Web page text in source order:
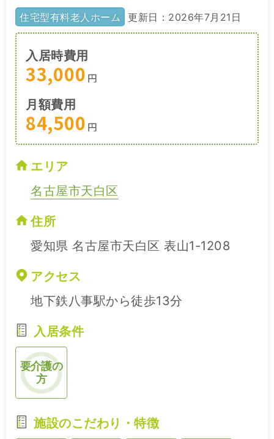
住宅型有料老人ホーム 更新日：2026年7月21日
入居時費用
33,000 円
月額費用
84,500 円
エリア
名古屋市天白区
住所
愛知県 名古屋市天白区 表山1-1208
アクセス
地下鉄八事駅から徒歩13分
入居条件
要介護の
方
施設のこだわり・特徴